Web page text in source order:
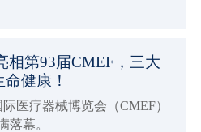
相第93届CMEF，三大
健康！
医疗器械博览会（CMEF）
落幕。